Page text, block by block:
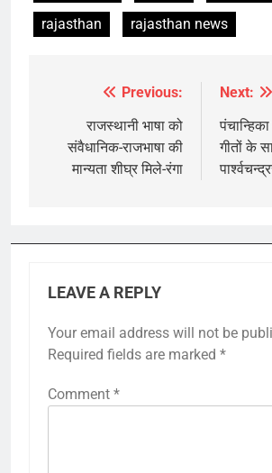
rajasthan
rajasthan news
navigation
Previous:
राजस्थानी भाषा को
संवैधानिक-राजभाषा की
मान्यता शीघ्र मिले-रंगा
Next:
गीतों के
LEAVE A REPLY
Your email address will not be
Required fields are marked *
Comment *